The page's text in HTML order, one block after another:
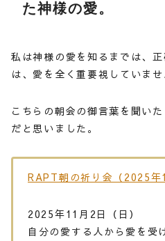
た神様の愛。
私は神様の愛を知るまでは、
は、愛を全く重要視していませ
こちらの朝会の御言葉を聞い
だと思いました。
RAPT朝の祈り会（2025年
2025年11月2日（日）
自分の愛する人から愛を受